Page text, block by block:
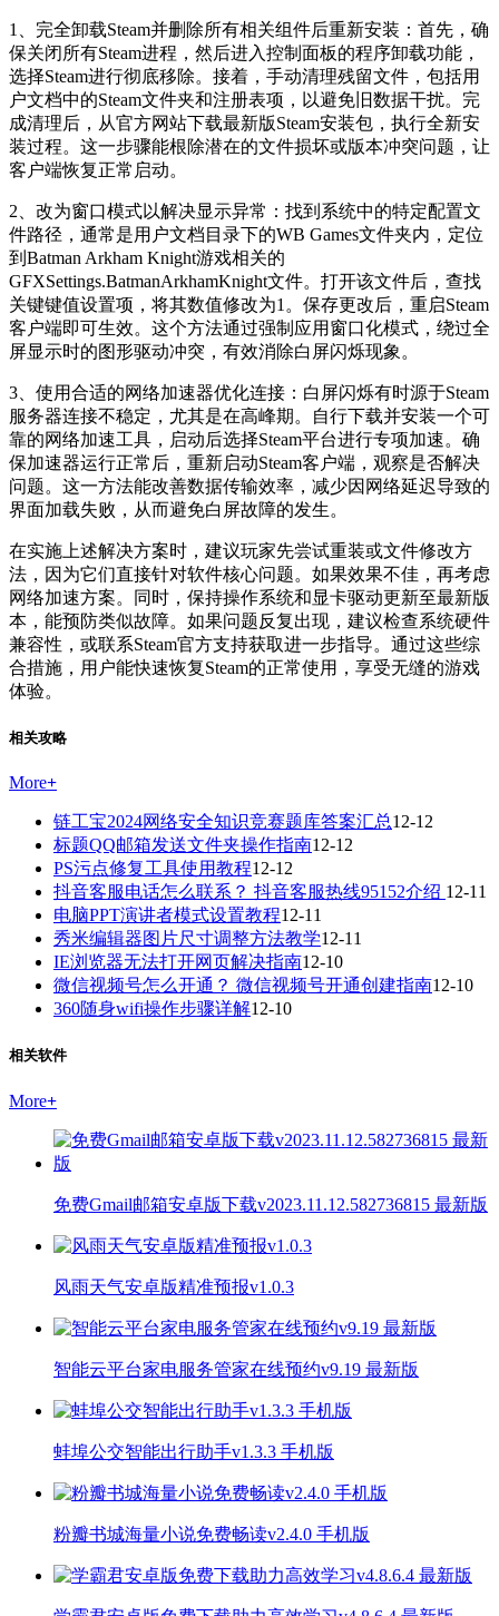
1、完全卸载Steam并删除所有相关组件后重新安装：首先，确
保关闭所有Steam进程，然后进入控制面板的程序卸载功能，
选择Steam进行彻底移除。接着，手动清理残留文件，包括用
户文档中的Steam文件夹和注册表项，以避免旧数据干扰。完
成清理后，从官方网站下载最新版Steam安装包，执行全新安
装过程。这一步骤能根除潜在的文件损坏或版本冲突问题，让
客户端恢复正常启动。
2、改为窗口模式以解决显示异常：找到系统中的特定配置文
件路径，通常是用户文档目录下的WB Games文件夹内，定位
到Batman Arkham Knight游戏相关的
GFXSettings.BatmanArkhamKnight文件。打开该文件后，查找
关键键值设置项，将其数值修改为1。保存更改后，重启Steam
客户端即可生效。这个方法通过强制应用窗口化模式，绕过全
屏显示时的图形驱动冲突，有效消除白屏闪烁现象。
3、使用合适的网络加速器优化连接：白屏闪烁有时源于Steam
服务器连接不稳定，尤其是在高峰期。自行下载并安装一个可
靠的网络加速工具，启动后选择Steam平台进行专项加速。确
保加速器运行正常后，重新启动Steam客户端，观察是否解决
问题。这一方法能改善数据传输效率，减少因网络延迟导致的
界面加载失败，从而避免白屏故障的发生。
在实施上述解决方案时，建议玩家先尝试重装或文件修改方
法，因为它们直接针对软件核心问题。如果效果不佳，再考虑
网络加速方案。同时，保持操作系统和显卡驱动更新至最新版
本，能预防类似故障。如果问题反复出现，建议检查系统硬件
兼容性，或联系Steam官方支持获取进一步指导。通过这些综
合措施，用户能快速恢复Steam的正常使用，享受无缝的游戏
体验。
相关攻略
More+
链工宝2024网络安全知识竞赛题库答案汇总12-12
标题QQ邮箱发送文件夹操作指南12-12
PS污点修复工具使用教程12-12
抖音客服电话怎么联系？ 抖音客服热线95152介绍 12-11
电脑PPT演讲者模式设置教程12-11
秀米编辑器图片尺寸调整方法教学12-11
IE浏览器无法打开网页解决指南12-10
微信视频号怎么开通？ 微信视频号开通创建指南12-10
360随身wifi操作步骤详解12-10
相关软件
More+
免费Gmail邮箱安卓版下载v2023.11.12.582736815 最新版
风雨天气安卓版精准预报v1.0.3
智能云平台家电服务管家在线预约v9.19 最新版
蚌埠公交智能出行助手v1.3.3 手机版
粉瓣书城海量小说免费畅读v2.4.0 手机版